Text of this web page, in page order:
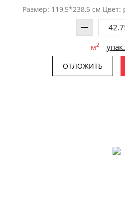
Размер: 119,5*238,5 см Цвет:
м2 упак.
ОТЛОЖИТЬ